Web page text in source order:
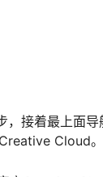
，接着最上面导
Cloud。